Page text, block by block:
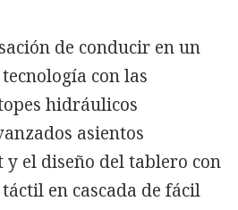
de conducir en un
con las
hidráulicos
asientos
y el diseño del tablero con
en cascada de fácil